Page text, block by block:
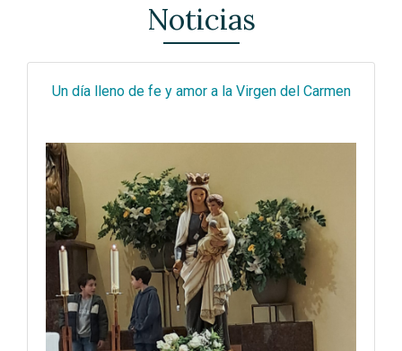
Noticias
Un día lleno de fe y amor a la Virgen del Carmen